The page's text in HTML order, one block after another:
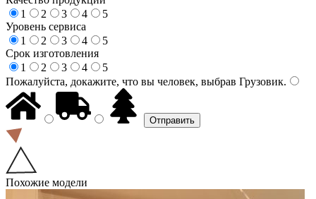
1
2 3 4
5
Уровень сервиса
1
2 3 4
5
Срок изготовления
1
2 3 4
5
Пожалуйста, докажите, что вы человек, выбрав Грузовик.
Похожие модели